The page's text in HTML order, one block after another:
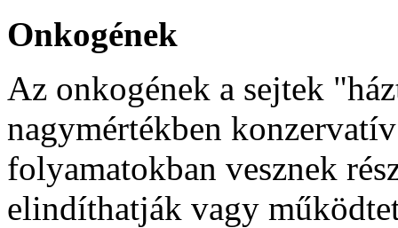
Onkogének
Az onkogének a sejtek
nagymértékben
folyamatokban vesznek
elindíthatják vagy